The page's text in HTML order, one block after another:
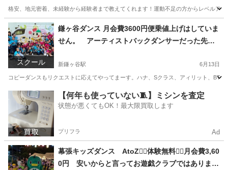
格安、地元密着、未経験から経験者まで教えてくれます！運動不足の方からレベルア
千葉 船橋市 京成中山駅 ダンス
スクール
鎌ヶ谷ダンス 月会費3600円便乗値上げはしていま
せん。 アーティストバックダンサーだった先生
新鎌ヶ谷駅 6月13日
コピーダンスもリクエストに応えてやってまーす。ハナ、Sクラス、アィリット、
千葉 鎌ケ谷市 新鎌ヶ谷駅 ダンス 運動不足
【何年も使っていない🧵】ミシンを査定
状態が悪くてもOK！最大限買取します
プリフラ Ad
幕張キッズダンス AtoZ🧜‍♀️体験無料🧜‍♀️月会費3,60
0円 安いからと言ってお遊戯クラブではありませ